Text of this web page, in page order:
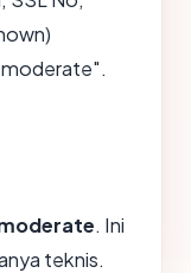
. Ini
teknis.